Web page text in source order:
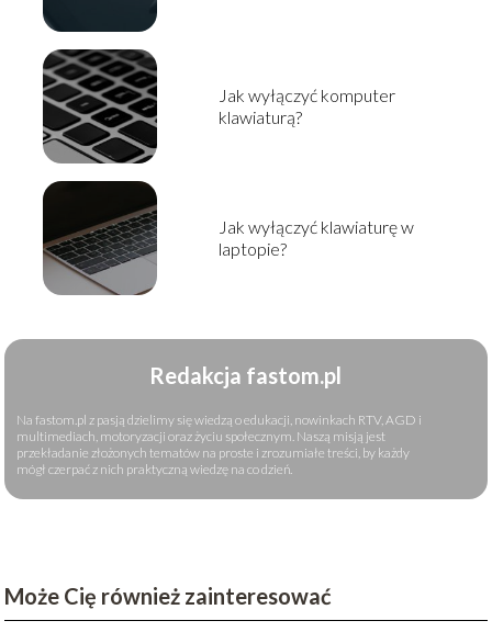
Jak wyłączyć komputer
klawiaturą?
Jak wyłączyć klawiaturę w
laptopie?
Redakcja fastom.pl
Na fastom.pl z pasją dzielimy się wiedzą o edukacji, nowinkach RTV, AGD i
multimediach, motoryzacji oraz życiu społecznym. Naszą misją jest
przekładanie złożonych tematów na proste i zrozumiałe treści, by każdy
mógł czerpać z nich praktyczną wiedzę na co dzień.
Może Cię również zainteresować